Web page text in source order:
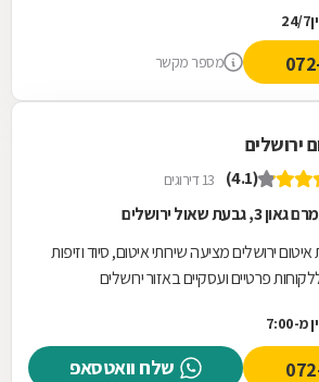
24/7
מספר מקשר
ירושלים
(4.1) 13 דירוגים
3, גבעת שאול ירושלים
ירושלים מציעה שירותי איטום, סיוד וזיפות
פרטיים ועסקיים באזור ירושלים
מ-7:00
שלח וואטסאפ